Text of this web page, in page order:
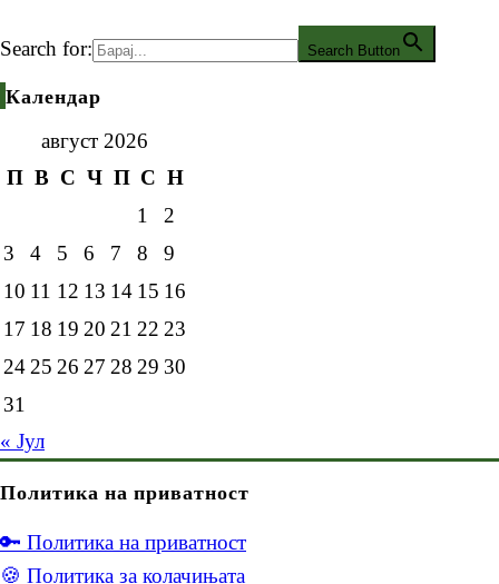
Search for: Search Button
Календар
август 2026
П В С Ч П С Н
1
2
3
4 5 6 7 8
9
10 11 12 13 14 15 16
17 18 19 20 21 22 23
2425 26 27 28 29 30
31
« Јул
Политика на приватност
🔑 Политика на приватност
🍪 Политика за колачињата